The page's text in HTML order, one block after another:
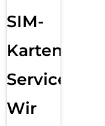
SIM-
Karten
Service:
Wir